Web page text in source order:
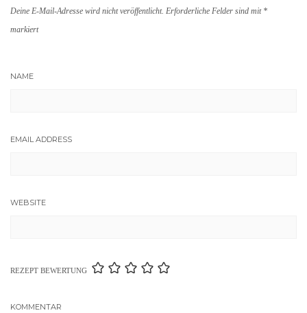
Deine E-Mail-Adresse wird nicht veröffentlicht. Erforderliche Felder sind mit *
markiert
NAME
EMAIL ADDRESS
WEBSITE
REZEPT BEWERTUNG
KOMMENTAR